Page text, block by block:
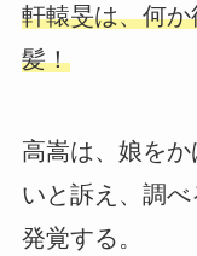
軒轅旻は、何
髪！
高嵩は、娘を
いと訴え、調
発覚する。